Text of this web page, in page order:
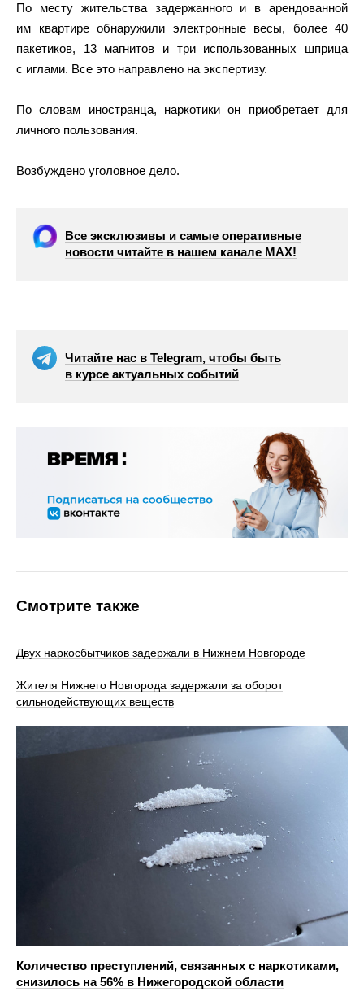
По месту жительства задержанного и в арендованной
им квартире обнаружили электронные весы, более 40
пакетиков, 13 магнитов и три использованных шприца
с иглами. Все это направлено на экспертизу.
По словам иностранца, наркотики он приобретает для
личного пользования.
Возбуждено уголовное дело.
Все эксклюзивы и самые оперативные
новости читайте в нашем канале МАХ!
Читайте нас в Telegram, чтобы быть
в курсе актуальных событий
Смотрите также
Двух наркосбытчиков задержали в Нижнем Новгороде
Жителя Нижнего Новгорода задержали за оборот
сильнодействующих веществ
Количество преступлений, связанных с наркотиками,
снизилось на 56% в Нижегородской области